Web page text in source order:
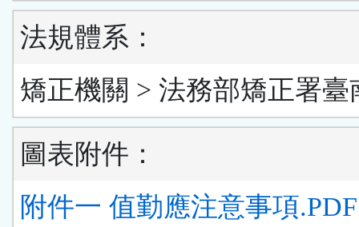
法規體系：
矯正機關 > 法務部矯正署臺
圖表附件：
附件一 值勤應注意事項.PDF